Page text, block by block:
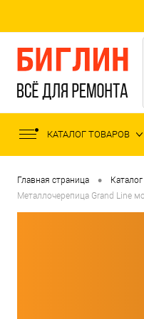
КАТАЛОГ ТОВАРОВ
Главная страница •
Металлочерепица Grand Line